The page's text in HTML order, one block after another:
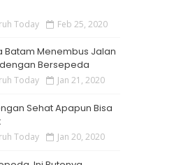
Today Feb 25, 2020
Batam Menembus Jalan
dengan Bersepeda
Today Jan 21, 2020
Sehat Apapun Bisa
Today Jan 20, 2020